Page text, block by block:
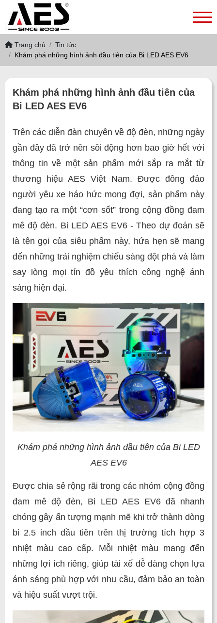
Trang chủ
Tin tức
Khám phá những hình ảnh đầu tiên của Bi LED AES EV6
Khám phá những hình ảnh đầu tiên của
Bi LED AES EV6
Trên các diễn đàn chuyên về độ đèn, những ngày
gần đây đã trở nên sôi động hơn bao giờ hết với
thông tin về một sản phẩm mới sắp ra mắt từ
thương hiệu AES Việt Nam. Được đông đảo
người yêu xe háo hức mong đợi, sản phẩm này
đang tạo ra một “cơn sốt” trong cộng đồng đam
mê độ đèn. Bi LED AES EV6 - Theo dự đoán sẽ
là tên gọi của siêu phẩm này, hứa hẹn sẽ mang
đến những trải nghiệm chiếu sáng đột phá và làm
say lòng mọi tín đồ yêu thích công nghệ ánh
sáng hiện đại.
Khám phá những hình ảnh đầu tiên của Bi LED
AES EV6
Được chia sẻ rộng rãi trong các nhóm cộng đồng
đam mê độ đèn, Bi LED AES EV6 đã nhanh
chóng gây ấn tượng mạnh mẽ khi trở thành dòng
bi 2.5 inch đầu tiên trên thị trường tích hợp 3
nhiệt màu cao cấp. Mỗi nhiệt màu mang đến
những lợi ích riêng, giúp tài xế dễ dàng chọn lựa
ánh sáng phù hợp với nhu cầu, đảm bảo an toàn
và hiệu suất vượt trội.